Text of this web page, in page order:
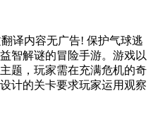
译内容无广告! 保护气球逃
智解谜的冒险手游。游戏以
题，玩家需在充满危机的奇
计的关卡要求玩家运用观察